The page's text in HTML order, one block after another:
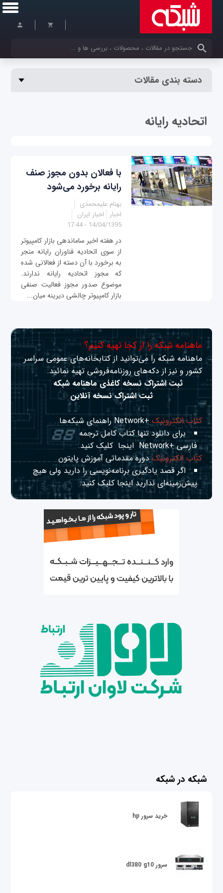
کلمات کلیدی خود را وارد کنید
دسته بندی مقالات
اتحادیه رایانه
با فعالان بدون مجوز صنف
رایانه برخورد می‌شود
بهنام علیمحمدی
اخبار
اخبار ایران
14/04/1395 - 17:44
در هفته اخیر ساماندهی بازار کامپیوتر
از سوی اتحادیه فناوران رایانه منجر
به برخورد با آن دسته از فعالانی شده
که مجوز اتحادیه رایانه ندارند.
موضوع صدور مجوز فعالیت صنفی
بازار کامپیوتر چالشی دیرینه میان...
ماهنامه شبکه را از کجا تهیه کنیم؟
ماهنامه شبکه را می‌توانید از کتابخانه‌های عمومی سراسر
کشور و نیز از دکه‌های روزنامه‌فروشی تهیه نمائید.
ثبت اشتراک نسخه کاغذی ماهنامه شبکه
ثبت اشتراک نسخه آنلاین
کتاب الکترونیک+Network راهنمای شبکه‌ها
برای دانلود تنها کتاب کامل ترجمه
فارسی +Network
اینجا کلیک کنید.
کتاب الکترونیکدوره مقدماتی آموزش پایتون
اگر قصد یادگیری برنامه‌نویسی را دارید ولی هیچ
پیش‌زمینه‌ای نداریداینجا کلیک کنید.
شبکه در شبکه
خرید سرور hp
سرور dl380 g10